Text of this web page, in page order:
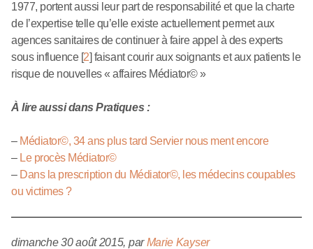
1977, portent aussi leur part de responsabilité et que la charte
de l’expertise telle qu’elle existe actuellement permet aux
agences sanitaires de continuer à faire appel à des experts
sous influence[2] faisant courir aux soignants et aux patients le
risque de nouvelles « affaires Médiator© »
À lire aussi dans Pratiques :
– Médiator©, 34 ans plus tard Servier nous ment encore
– Le procès Médiator©
– Dans la prescription du Médiator©, les médecins coupables
ou victimes ?
dimanche 30 août 2015, parMarie Kayser